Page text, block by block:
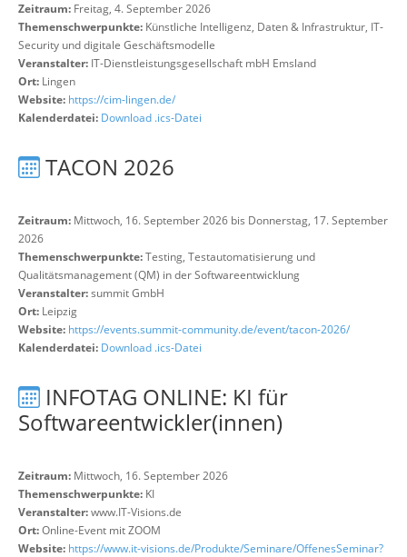
Zeitraum: Freitag, 4. September 2026
Themenschwerpunkte: Künstliche Intelligenz, Daten & Infrastruktur, IT-
Security und digitale Geschäftsmodelle
Veranstalter: IT-Dienstleistungsgesellschaft mbH Emsland
Ort: Lingen
Website: https://cim-lingen.de/
Kalenderdatei: Download .ics-Datei
TACON 2026
Zeitraum: Mittwoch, 16. September 2026 bis Donnerstag, 17. September
2026
Themenschwerpunkte:Testing, Testautomatisierung und
Qualitätsmanagement (QM) in der Softwareentwicklung
Veranstalter:summit GmbH
Ort: Leipzig
Website: https://events.summit-community.de/event/tacon-2026/
Kalenderdatei: Download .ics-Datei
INFOTAG ONLINE: KI für
Softwareentwickler(innen)
Zeitraum: Mittwoch, 16. September 2026
Themenschwerpunkte: KI
Veranstalter:www.IT-Visions.de
Ort:Online-Event mit ZOOM
Website: https://www.it-visions.de/Produkte/Seminare/OffenesSeminar?